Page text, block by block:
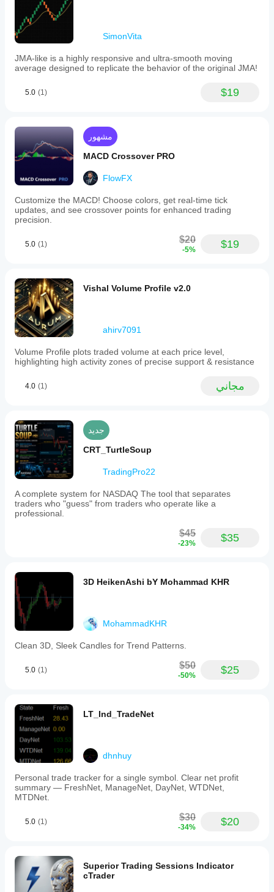
SimonVita
JMA-like is a highly responsive and ultra-smooth moving
average designed to replicate the behavior of the original JMA!
5.0 (1) $19
مشهور
MACD Crossover PRO
FlowFX
Customize the MACD! Choose colors, get real-time tick
updates, and see crossover points for enhanced trading
precision.
5.0 (1) $20
-5% $19
Vishal Volume Profile v2.0
ahirv7091
Volume Profile plots traded volume at each price level,
highlighting high activity zones of precise support & resistance
4.0 (1) مجاني
جديد
CRT_TurtleSoup
TradingPro22
A complete system for NASDAQ The tool that separates
traders who "guess" from traders who operate like a
professional.
$45
-23% $35
3D HeikenAshi bY Mohammad KHR
MohammadKHR
Clean 3D, Sleek Candles for Trend Patterns.
5.0 (1) $50
-50% $25
LT_Ind_TradeNet
dhnhuy
Personal trade tracker for a single symbol. Clear net profit
summary — FreshNet, ManageNet, DayNet, WTDNet,
MTDNet.
5.0 (1) $30
-34% $20
Superior Trading Sessions Indicator
cTrader